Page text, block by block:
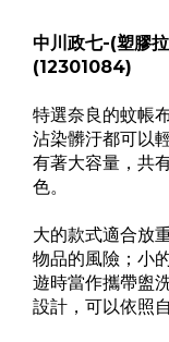
中川政七-(塑膠
(12301084)
特選奈良的蚊帳
沾染髒汙都可以
有著大容量，共
色。
大的款式適合放
物品的風險；小
遊時當作攜帶盥
設計，可以依照